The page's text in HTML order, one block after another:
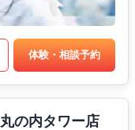
体験・相談予約
の内タワー店